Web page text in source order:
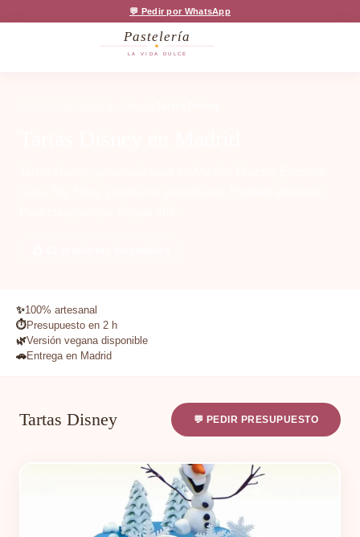
💬 Pedir por WhatsApp
Pastelería
LA VIDA DULCE
✨100% artesanal
⏱️Presupuesto en 2 h
🌿Versión vegana disponible
🚗Entrega en Madrid
Tartas Disney 💬 PEDIR PRESUPUESTO